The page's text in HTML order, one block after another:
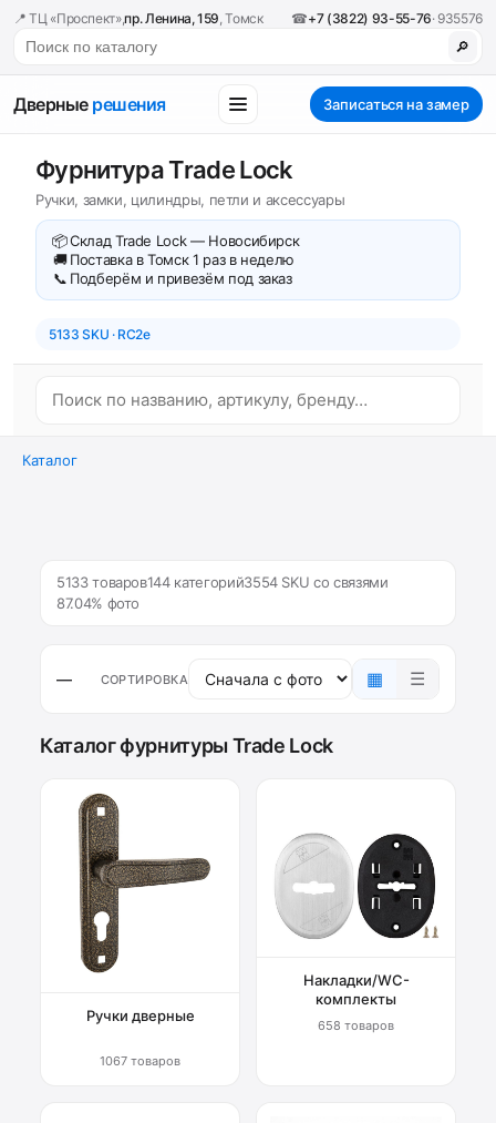
📍 ТЦ «Проспект»,пр. Ленина, 159, Томск ☎+7 (3822) 93-55-76· 935576
🔎
Дверные решения Записаться на замер
Фурнитура Trade Lock
Ручки, замки, цилиндры, петли и аксессуары
📦Склад Trade Lock — Новосибирск
🚚 Поставка в Томск 1 раз в неделю
📞 Подберём и привезём под заказ
5133 SKU · RC2e
Каталог
5133 товаров144 категорий3554 SKU со связями
87.04% фото
— СОРТИРОВКА ▦ ☰
Каталог фурнитуры Trade Lock
Ручки дверные
1067 товаров
Накладки/WC-
комплекты
658 товаров